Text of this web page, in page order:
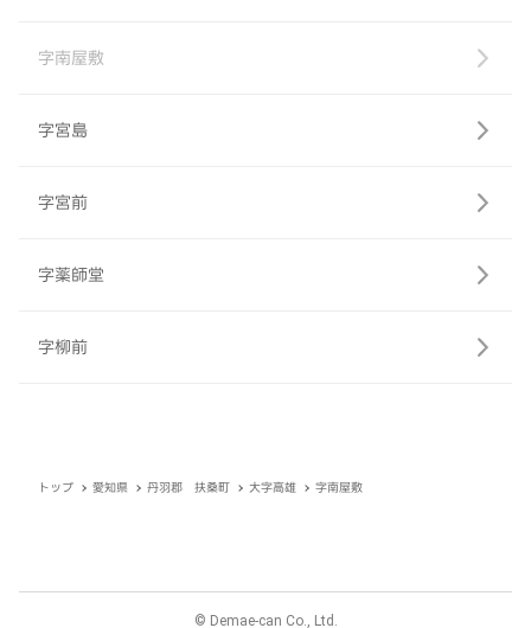
字南屋敷
字宮島
字宮前
字薬師堂
字柳前
トップ 愛知県 丹羽郡 扶桑町 大字高雄 字南屋敷
© Demae-can Co., Ltd.